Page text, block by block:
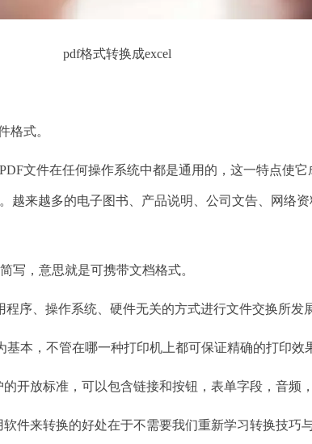
pdf格式转换成excel
式。
文件在任何操作系统中都是通用的，这一特点使它
越来越多的电子图书、产品说明、公司文告、网络
写，意思就是可携带文档格式。
序、操作系统、硬件无关的方式进行文件交换所发
本，不管在哪一种打印机上都可保证精确的打印效
放标准，可以包含链接和按钮，表单字段，音频，
软件来转换的好处在于不需要我们重新学习转换技巧